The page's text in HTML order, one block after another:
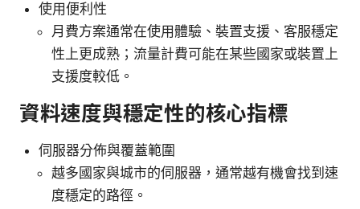
使用便利性
月費方案通常在使用體驗、裝置支援、客服穩定
性上更成熟；流量計費可能在某些國家或裝置上
支援度較低。
資料速度與穩定性的核心指標
伺服器分佈與覆蓋範圍
越多國家與城市的伺服器，通常越有機會找到速
度穩定的路徑。